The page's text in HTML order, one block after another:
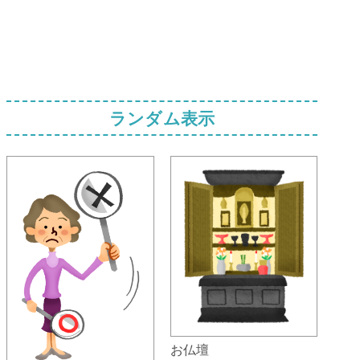
ランダム表示
お仏壇